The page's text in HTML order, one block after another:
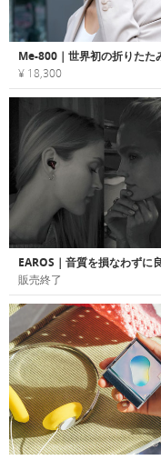
¥ 18,300
販売終了